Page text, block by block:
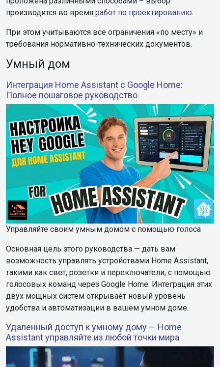
производится во время работ по проектированию.
При этом учитываются все ограничения «по месту» и
требования нормативно-технических документов.
Умный дом
Интеграция Home Assistant с Google Home:
Полное пошаговое руководство
Управляйте своим умным домом с помощью голоса
Основная цель этого руководства — дать вам
возможность управлять устройствами Home Assistant,
такими как свет, розетки и переключатели, с помощью
голосовых команд через Google Home. Интеграция этих
двух мощных систем открывает новый уровень
удобства и автоматизации в вашем умном доме.
Удаленный доступ к умному дому — Home
Assistant управляйте из любой точки мира